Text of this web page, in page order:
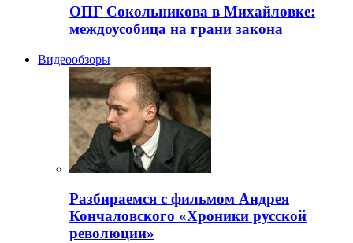
ОПГ Сокольникова в Михайловке:
междоусобица на грани закона
Видеообзоры
Разбираемся с фильмом Андрея
Кончаловского «Хроники русской
революции»